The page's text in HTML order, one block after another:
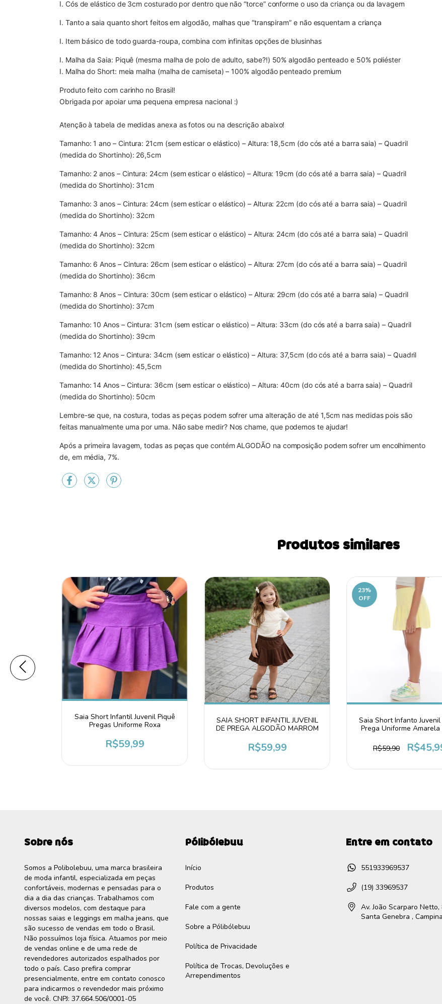
I. Cós de elástico de 3cm costurado por dentro que não “torce” conforme o uso da criança ou da lavagem
I. Tanto a saia quanto short feitos em algodão, malhas que “transpiram” e não esquentam a criança
I. Item básico de todo guarda-roupa, combina com infinitas opções de blusinhas
I. Malha da Saia: Piquê (mesma malha de polo de adulto, sabe?!) 50% algodão penteado e 50% poliéster
I. Malha do Short: meia malha (malha de camiseta) – 100% algodão penteado premium
Produto feito com carinho no Brasil!
Obrigada por apoiar uma pequena empresa nacional :)
Atenção à tabela de medidas anexa as fotos ou na descrição abaixo!
Tamanho: 1 ano – Cintura: 21cm (sem esticar o elástico) – Altura: 18,5cm (do cós até a barra saia) – Quadril
(medida do Shortinho): 26,5cm
Tamanho: 2 anos – Cintura: 24cm (sem esticar o elástico) – Altura: 19cm (do cós até a barra saia) – Quadril
(medida do Shortinho): 31cm
Tamanho: 3 anos – Cintura: 24cm (sem esticar o elástico) – Altura: 22cm (do cós até a barra saia) – Quadril
(medida do Shortinho): 32cm
Tamanho: 4 Anos – Cintura: 25cm (sem esticar o elástico) – Altura: 24cm (do cós até a barra saia) – Quadril
(medida do Shortinho): 32cm
Tamanho: 6 Anos – Cintura: 26cm (sem esticar o elástico) – Altura: 27cm (do cós até a barra saia) – Quadril
(medida do Shortinho): 36cm
Tamanho: 8 Anos – Cintura: 30cm (sem esticar o elástico) – Altura: 29cm (do cós até a barra saia) – Quadril
(medida do Shortinho): 37cm
Tamanho: 10 Anos – Cintura: 31cm (sem esticar o elástico) – Altura: 33cm (do cós até a barra saia) – Quadril
(medida do Shortinho): 39cm
Tamanho: 12 Anos – Cintura: 34cm (sem esticar o elástico) – Altura: 37,5cm (do cós até a barra saia) – Quadril
(medida do Shortinho): 45,5cm
Tamanho: 14 Anos – Cintura: 36cm (sem esticar o elástico) – Altura: 40cm (do cós até a barra saia) – Quadril
(medida do Shortinho): 50cm
Lembre-se que, na costura, todas as peças podem sofrer uma alteração de até 1,5cm nas medidas pois são
feitas manualmente uma por uma. Não sabe medir? Nos chame, que podemos te ajudar!
Após a primeira lavagem, todas as peças que contém ALGODÃO na composição podem sofrer um encolhimento
de, em média, 7%.
Produtos similares
Saia Short Infantil Juvenil Piquê
Pregas Uniforme Roxa
R$59,99
SAIA SHORT INFANTIL JUVENIL
DE PREGA ALGODÃO MARROM
R$59,99
23%
OFF
Saia Short Infanto Juvenil
Prega Uniforme Amarela
R$59,90
Sobre nós
Somos a Polibolebuu, uma marca brasileira
de moda infantil, especializada em peças
confortáveis, modernas e pensadas para o
dia a dia das crianças. Trabalhamos com
diversos modelos, com destaque para
nossas saias e leggings em malha jeans, que
são sucesso de vendas em todo o Brasil.
Não possuímos loja física. Atuamos por meio
de vendas online e de uma rede de
revendedores autorizados espalhados por
todo o país. Caso prefira comprar
presencialmente, entre em contato conosco
para indicarmos o revendedor mais próximo
de você. CNPJ: 37.664.506/0001-05
Pólibólebuu
Início
Produtos
Fale com a gente
Sobre a Pólibólebuu
Política de Privacidade
Política de Trocas, Devoluções e
Arrependimentos
Entre em contato
551933969537
(19) 33969537
Av. João Scarparo Netto,
Santa Genebra ,